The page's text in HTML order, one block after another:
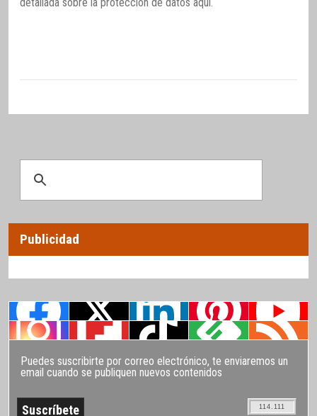
Publicidad
Puedes suscribirte por correo electrónico, te enviaremos un
email cuando se publiquen nuevos contenidos
114.111